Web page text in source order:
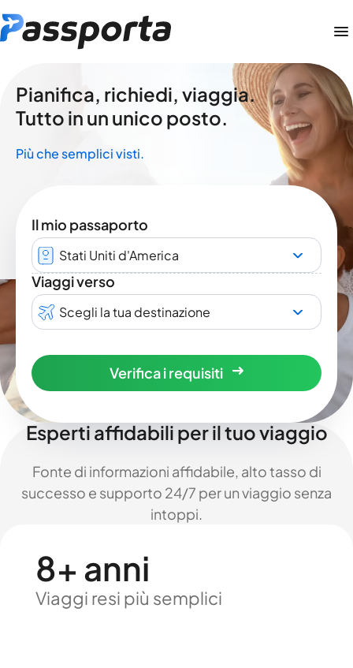
Pianifica, richiedi, viaggia.
Tutto in un unico posto.
Più che semplici visti.
Il mio passaporto
Stati Uniti d'America
Viaggi verso
Scegli la tua destinazione
Verifica i requisiti
Esperti affidabili per il tuo viaggio
Fonte di informazioni affidabile, alto tasso di
successo e supporto 24/7 per un viaggio senza
intoppi.
8+ anni
Viaggi resi più semplici